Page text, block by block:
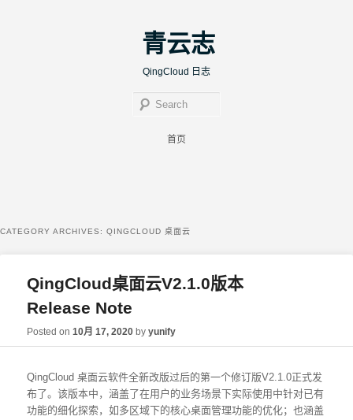
青云志
QingCloud 日志
Skip to primary content
Skip to secondary content
首页
CATEGORY ARCHIVES: QINGCLOUD 桌面云
QingCloud桌面云V2.1.0版本
Release Note
Posted on10月 17, 2020 byyunify
QingCloud桌面云软件全新改版过后的第一个修订版V2.1.0正式发
布了。该版本中，涵盖了在用户的业务场景下实际使用中针对已有
功能的细化探索，如多区域下的核心桌面管理功能的优化；也涵盖